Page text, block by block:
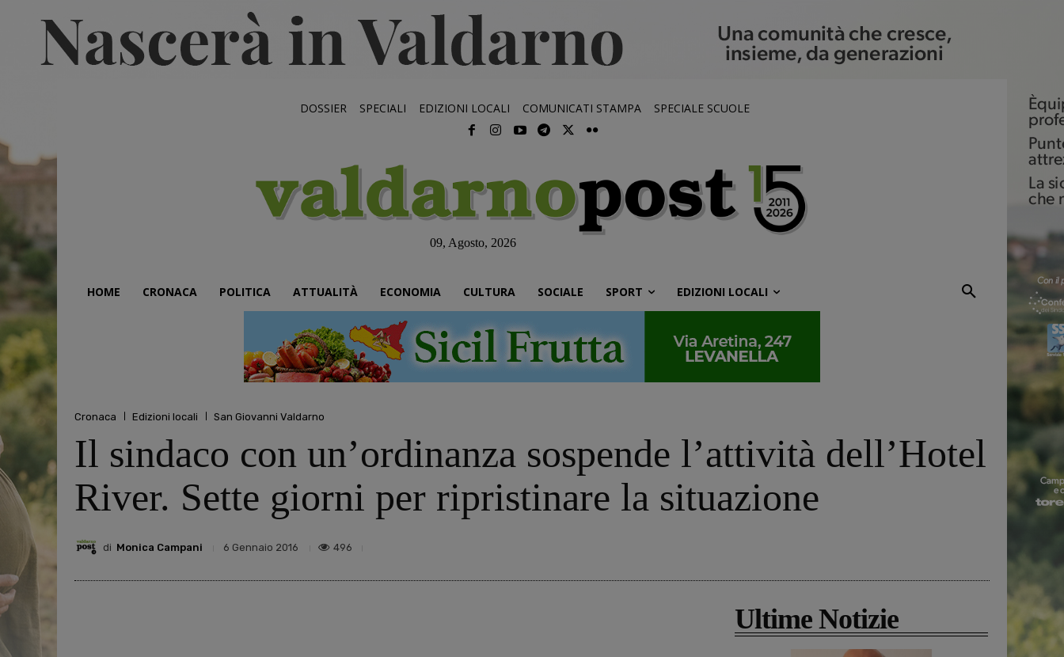
DOSSIER SPECIALI EDIZIONI LOCALI COMUNICATI STAMPA SPECIALE SCUOLE
09, Agosto, 2026
HOME CRONACA POLITICA ATTUALITÀ ECONOMIA CULTURA SOCIALE SPORT EDIZIONI LOCALI
Cronaca Edizioni locali San Giovanni Valdarno
Il sindaco con un’ordinanza sospende l’attività dell’Hotel
River. Sette giorni per ripristinare la situazione
di Monica Campani 6 Gennaio 2016 496
Ultime Notizie